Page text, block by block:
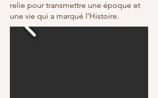
relie pour transmettre une époque et
une vie qui a marqué l’Histoire.